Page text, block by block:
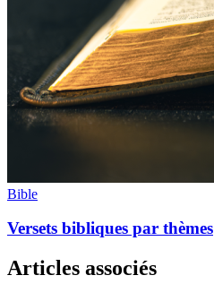
Bible
Versets bibliques par thèmes
Articles associés